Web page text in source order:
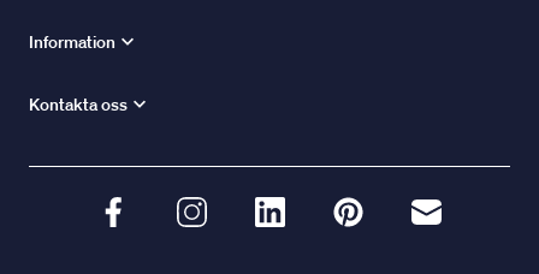
Information
Kontakta oss